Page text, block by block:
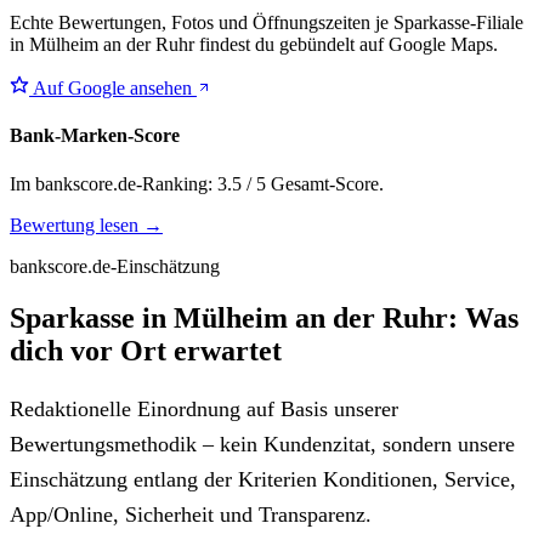
Echte Bewertungen, Fotos und Öffnungszeiten je Sparkasse-Filiale
in Mülheim an der Ruhr findest du gebündelt auf Google Maps.
Auf Google ansehen
Bank-Marken-Score
Im bankscore.de-Ranking: 3.5 / 5 Gesamt-Score.
Bewertung lesen →
bankscore.de-Einschätzung
Sparkasse in Mülheim an der Ruhr: Was
dich vor Ort erwartet
Redaktionelle Einordnung auf Basis unserer
Bewertungsmethodik – kein Kundenzitat, sondern unsere
Einschätzung entlang der Kriterien Konditionen, Service,
App/Online, Sicherheit und Transparenz.